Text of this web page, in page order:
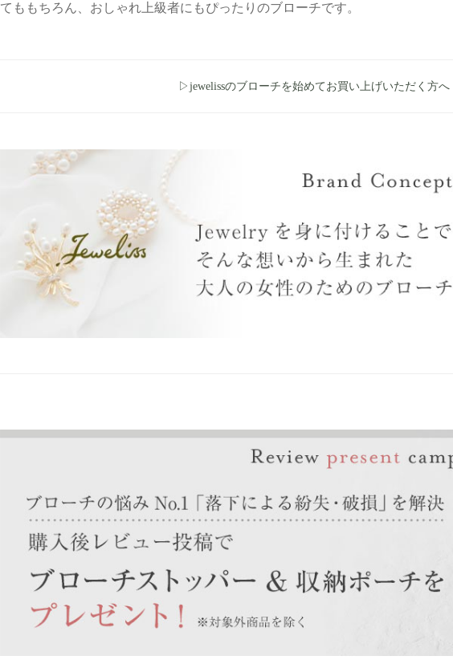
てももちろん、おしゃれ上級者にもぴったりのブローチです。
▷jewelissのブローチを始めてお買い上げいただく方